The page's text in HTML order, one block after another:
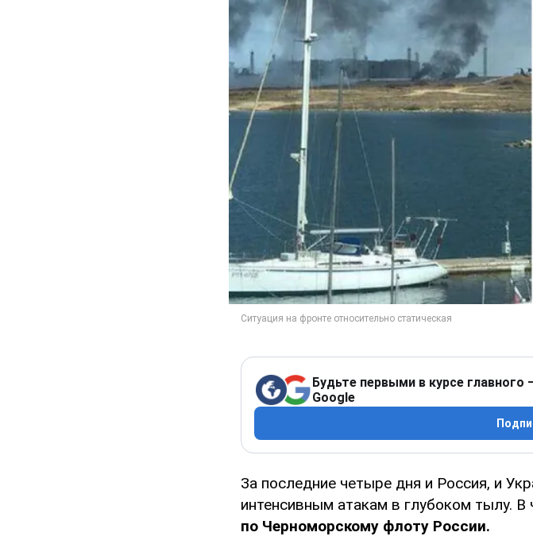
Будьте первыми в курсе главного
Google
За последние четыре дня и Россия, и
интенсивным атакам в глубоком тылу. В
по Черноморскому флоту России.